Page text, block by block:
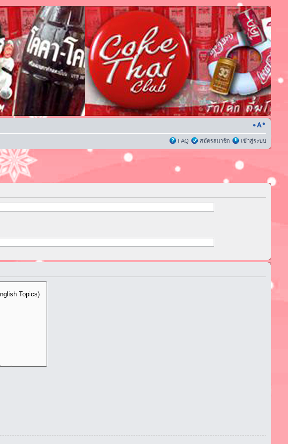
FAQ สมัครสมาชิก เข้าสู่ระบบ